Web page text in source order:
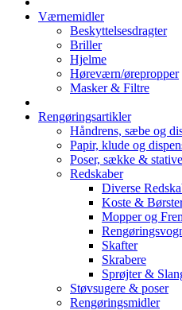
Værnemidler
Beskyttelsesdragter
Briller
Hjelme
Høreværn/ørepropper
Masker & Filtre
Rengøringsartikler
Håndrens, sæbe og
Papir, klude og
Poser, sække &
Redskaber
Diverse
Koste &
Mopper og
Skafter
Skrabere
Sprøjter &
Støvsugere & poser
Rengøringsmidler